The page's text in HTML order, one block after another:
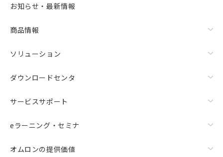
お知らせ・最新情報
商品情報
ソリューション
ダウンロードセンタ
サービスサポート
eラーニング・セミナ
オムロンの提供価値